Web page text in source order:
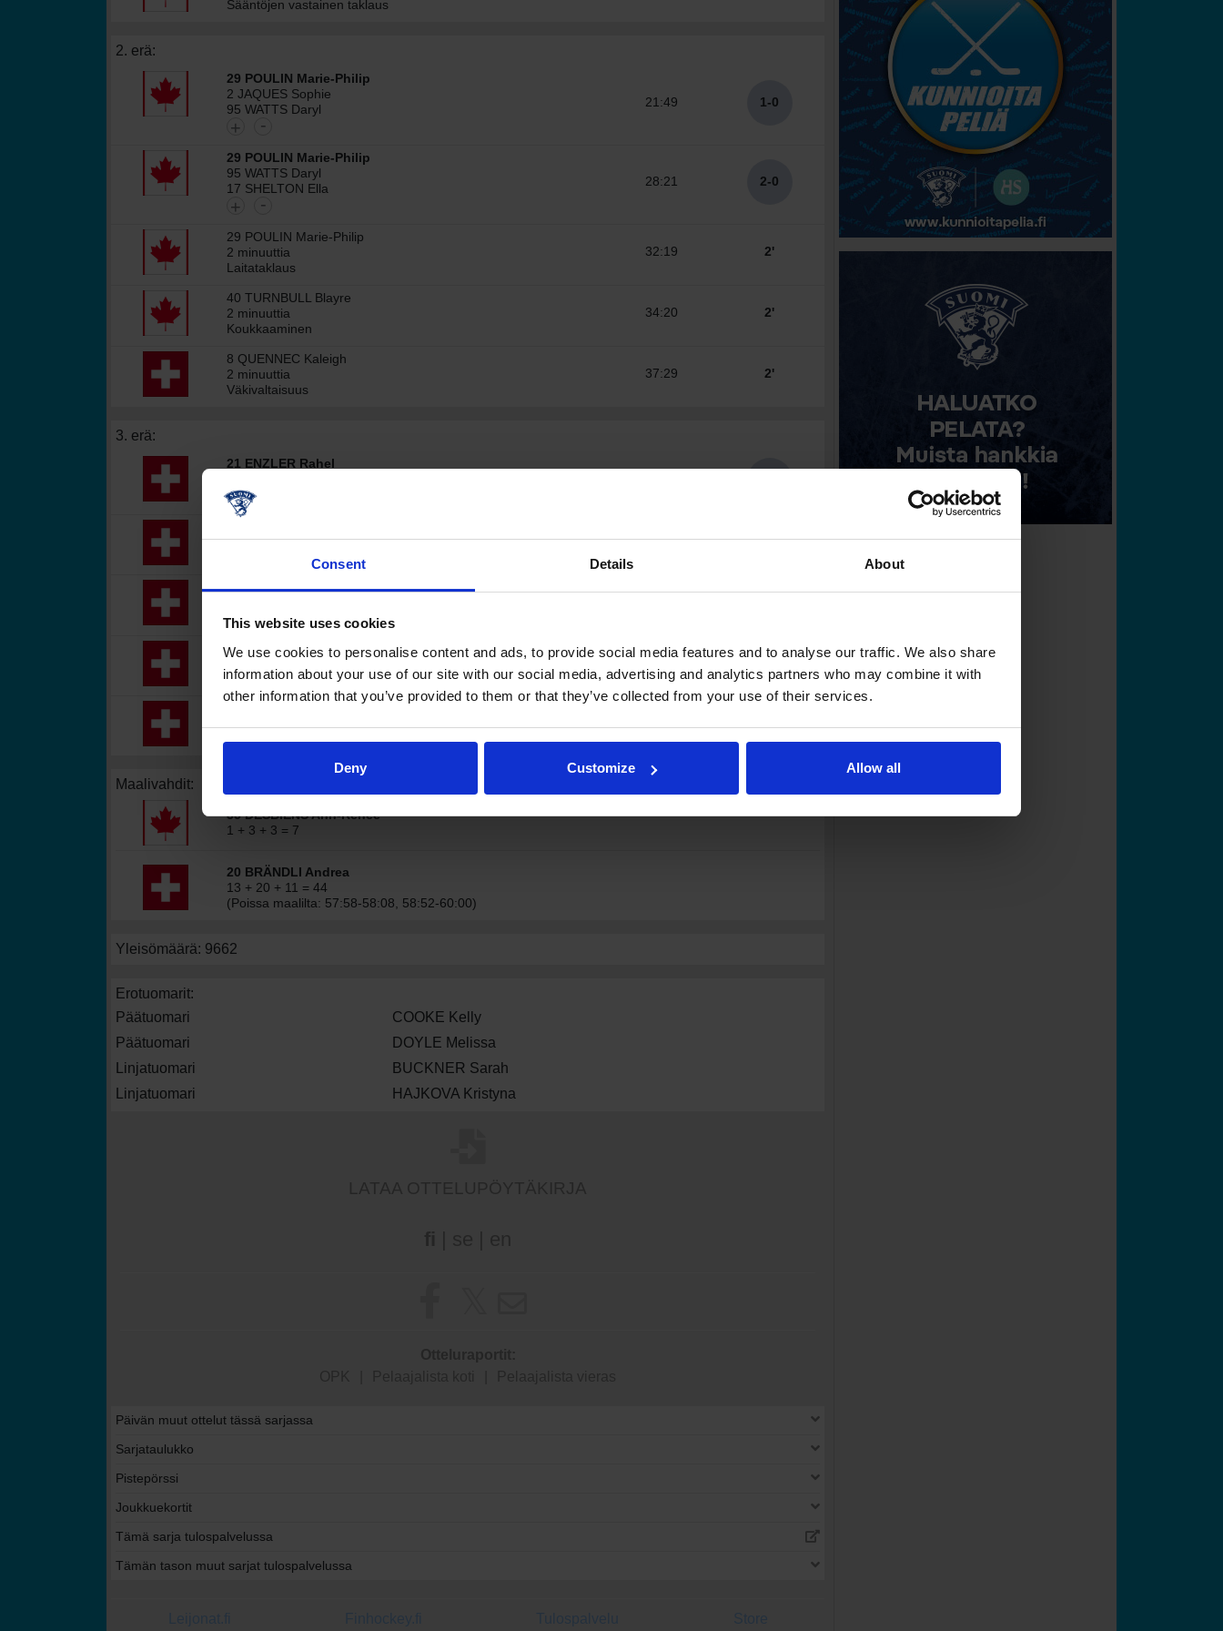
Consent Details About
This website uses cookies
We use cookies to personalise content and ads, to provide social media features and to analyse our traffic. We also share
information about your use of our site with our social media, advertising and analytics partners who may combine it with
other information that you’ve provided to them or that they’ve collected from your use of their services.
Deny Customize Allow all
Sääntöjen vastainen taklaus
2. erä:
29 POULIN Marie-Philip
2 JAQUES Sophie
95 WATTS Daryl
+ -
21:49 1-0
29 POULIN Marie-Philip
95 WATTS Daryl
17 SHELTON Ella
+ -
28:21 2-0
29 POULIN Marie-Philip
2 minuuttia
Laitataklaus
32:19 2'
40 TURNBULL Blayre
2 minuuttia
Koukkaaminen
34:20 2'
8 QUENNEC Kaleigh
2 minuuttia
Väkivaltaisuus
37:29 2'
3. erä:
21 ENZLER Rahel
+
57:58
13 WEY Ivana Maria
Sääntöjen vastainen taklaus
Maalivahti sisään
20 BRÄNDLI Andrea
20 BRÄNDLI Andrea
Maalivahdit:
35 DESBIENS Ann-Renee
1 + 3 + 3 = 7
20 BRÄNDLI Andrea
13 + 20 + 11 = 44
(Poissa maalilta: 57:58-58:08, 58:52-60:00)
Yleisömäärä: 9662
Erotuomarit:
Päätuomari
COOKE Kelly
Päätuomari
DOYLE Melissa
Linjatuomari
BUCKNER Sarah
Linjatuomari
HAJKOVA Kristyna
Päivän muut ottelut tässä sarjassa
Sarjataulukko
Pistepörssi
Joukkuekortit
Tämä sarja tulospalvelussa
Tämän tason muut sarjat tulospalvelussa